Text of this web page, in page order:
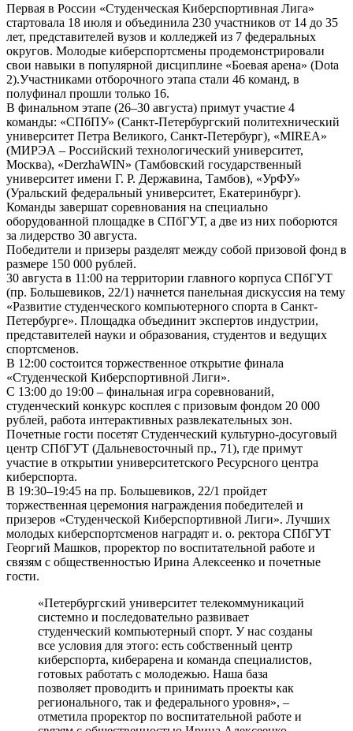
Первая в России «Студенческая Киберспортивная Лига»
стартовала 18 июля и объединила 230 участников от 14 до 35
лет, представителей вузов и колледжей из 7 федеральных
округов. Молодые киберспортсмены продемонстрировали
свои навыки в популярной дисциплине «Боевая арена» (Dota
2).Участниками отборочного этапа стали 46 команд, в
полуфинал прошли только 16.
В финальном этапе (26–30 августа) примут участие 4
команды: «СПбПУ» (Санкт-Петербургский политехнический
университет Петра Великого, Санкт-Петербург), «MIREA»
(МИРЭА – Российский технологический университет,
Москва), «DerzhaWIN» (Тамбовский государственный
университет имени Г. Р. Державина, Тамбов), «УрФУ»
(Уральский федеральный университет, Екатеринбург).
Команды завершат соревнования на специально
оборудованной площадке в СПбГУТ, а две из них поборются
за лидерство 30 августа.
Победители и призеры разделят между собой призовой фонд в
размере 150 000 рублей.
30 августа в 11:00 на территории главного корпуса СПбГУТ
(пр. Большевиков, 22/1) начнется панельная дискуссия на тему
«Развитие студенческого компьютерного спорта в Санкт-
Петербурге». Площадка объединит экспертов индустрии,
представителей науки и образования, студентов и ведущих
спортсменов.
В 12:00 состоится торжественное открытие финала
«Студенческой Киберспортивной Лиги».
С 13:00 до 19:00 – финальная игра соревнований,
студенческий конкурс косплея с призовым фондом 20 000
рублей, работа интерактивных развлекательных зон.
Почетные гости посетят Студенческий культурно-досуговый
центр СПбГУТ (Дальневосточный пр., 71), где примут
участие в открытии университетского Ресурсного центра
киберспорта.
В 19:30–19:45 на пр. Большевиков, 22/1 пройдет
торжественная церемония награждения победителей и
призеров «Студенческой Киберспортивной Лиги». Лучших
молодых киберспортсменов наградят и. о. ректора СПбГУТ
Георгий Машков, проректор по воспитательной работе и
связям с общественностью Ирина Алексеенко и почетные
гости.
«Петербургский университет телекоммуникаций
системно и последовательно развивает
студенческий компьютерный спорт. У нас созданы
все условия для этого: есть собственный центр
киберспорта, киберарена и команда специалистов,
готовых работать с молодежью. Наша база
позволяет проводить и принимать проекты как
регионального, так и федерального уровня», –
отметила проректор по воспитательной работе и